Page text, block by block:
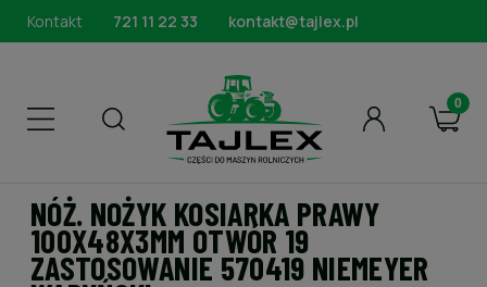
Kontakt 721 11 22 33 kontakt@tajlex.pl
NÓŻ. NOŻYK KOSIARKA PRAWY
100X48X3MM OTWÓR 19
ZASTOSOWANIE 570419 NIEMEYER